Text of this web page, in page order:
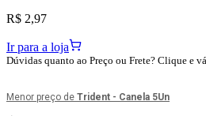
R$ 2,97
Ir para a loja
Dúvidas quanto ao Preço ou Frete? Clique e
Menor preço de Trident - Canela 5Un